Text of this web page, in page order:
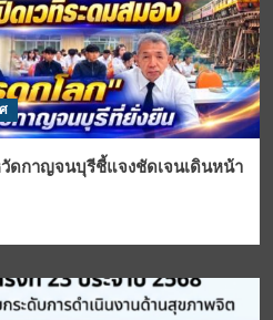
ดกาญจนบุรีชี้แจงชัดเจนเดินหน้า